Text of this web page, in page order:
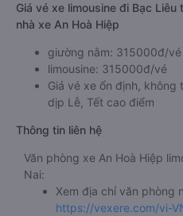
Giá vé xe limousine đi Bạc
nhà xe An Hoà Hiệp
giường nằm: 315000đ/vé
limousine: 315000đ/vé
Giá vé xe ổn định,
dịp Lễ, Tết cao điểm
Thông tin liên hệ
Văn phòng xe An Hoà Hiệp
Nai:
Xem địa chỉ văn phòng
https://vexere.com/vi-